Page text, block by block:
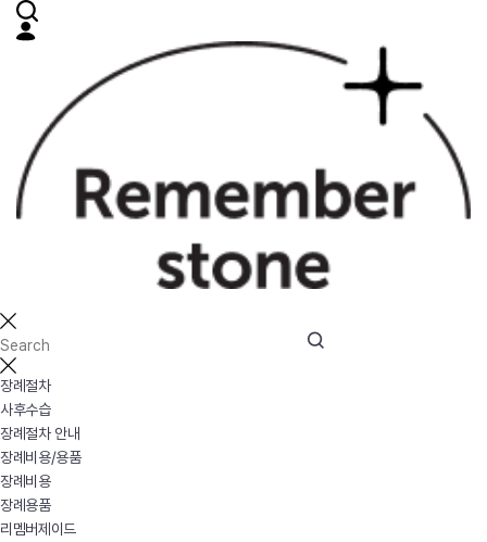
장례절차
사후수습
장례절차 안내
장례비용/용품
장례비용
장례용품
리멤버제이드